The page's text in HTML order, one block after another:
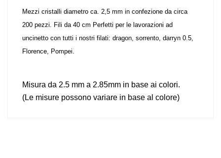
Mezzi cristalli diametro ca. 2,5 mm in confezione da circa
200 pezzi. Fili da 40 cm Perfetti per le lavorazioni ad
uncinetto con tutti i nostri filati: dragon, sorrento, darryn 0.5,
Florence, Pompei.
Misura da 2.5 mm a 2.85mm in base ai colori.
(Le misure possono variare in base al colore)